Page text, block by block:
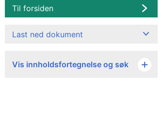
Til forsiden
Last ned dokument
Vis innholdsfortegnelse og søk